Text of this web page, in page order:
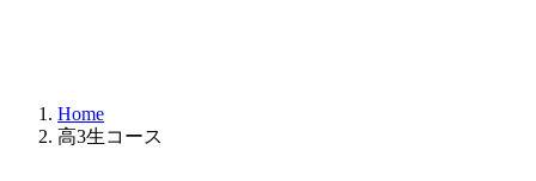
Home
高3生コース